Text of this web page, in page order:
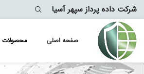
شرکت داده پرداز سپهر آسیا
صفحه اصلی محصولات